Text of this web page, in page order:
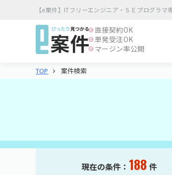
【e案件】ITフリーエンジニア・ＳＥプログラマ
直接契約OK
単発受注OK
マージン率公開
TOP 案件検索
現在の条件： 188 件